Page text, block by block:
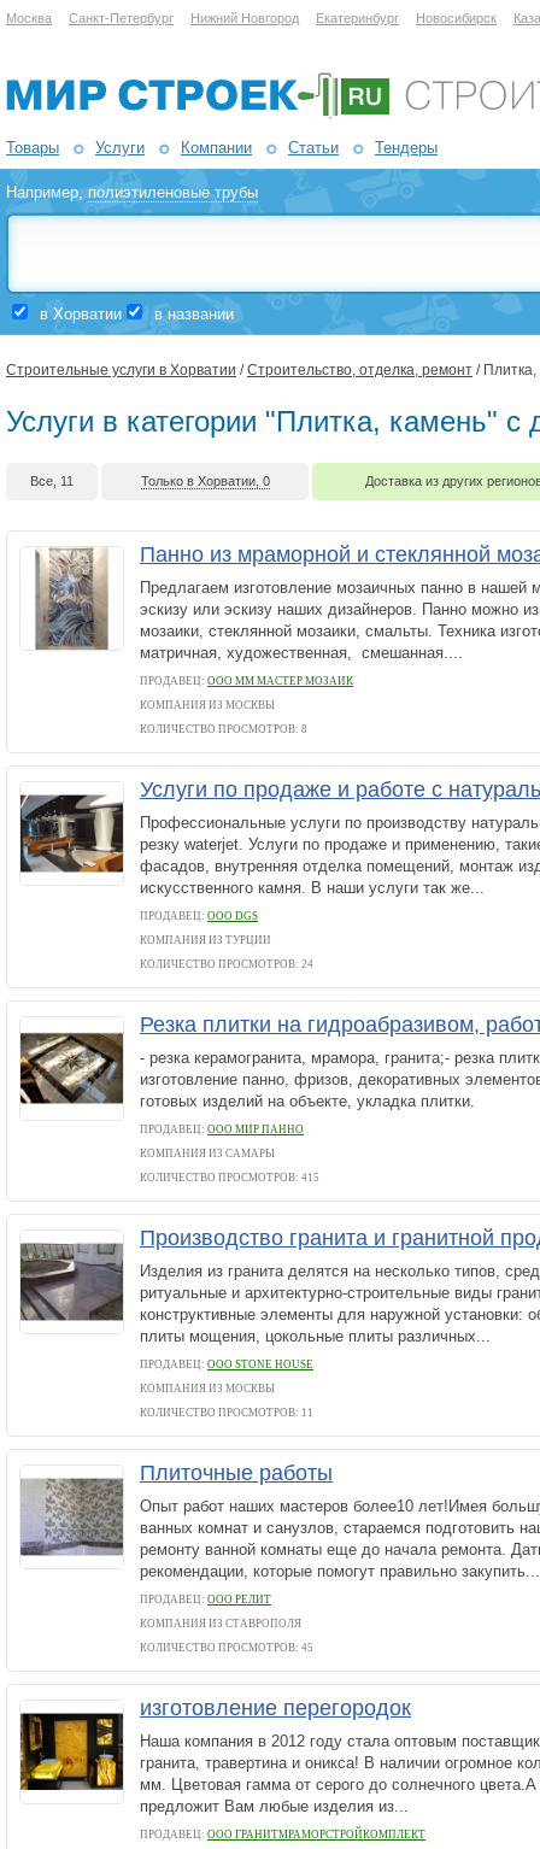
Москва Санкт-Петербург Нижний Новгород Екатеринбург Новосибирск
Товары Услуги Компании Статьи Тендеры
Например,полиэтиленовые трубы
в Хорватии в названии
Строительные услуги в Хорватии /Строительство, отделка, ремонт / Плитка,
Услуги в категории "Плитка, камень" с
Все, 11 Только в Хорватии, 0 Доставка из других
Панно из мраморной и стеклянной
Предлагаем изготовление мозаичных панно в нашей
эскизу или эскизу наших дизайнеров. Панно можно
мозаики, стеклянной мозаики, смальты. Техника
матричная, художественная, смешанная....
ПРОДАВЕЦ: ООО ММ МАСТЕР МОЗАИК
КОМПАНИЯ ИЗ МОСКВЫ
КОЛИЧЕСТВО ПРОСМОТРОВ: 8
Услуги по продаже и работе с
Профессиональные услуги по производству
резку waterjet. Услуги по продаже и применению,
фасадов, внутренняя отделка помещений, монтаж
искусственного камня. В наши услуги так же...
ПРОДАВЕЦ: ООО DGS
КОМПАНИЯ ИЗ ТУРЦИИ
КОЛИЧЕСТВО ПРОСМОТРОВ: 24
Резка плитки на гидроабразивом,
- резка керамогранита, мрамора, гранита;- резка
изготовление панно, фризов, декоративных
готовых изделий на объекте, укладка плитки.
ПРОДАВЕЦ: ООО МИР ПАННО
КОМПАНИЯ ИЗ САМАРЫ
КОЛИЧЕСТВО ПРОСМОТРОВ: 415
Производство гранита и гранитной
Изделия из гранита делятся на несколько типов,
ритуальные и архитектурно-строительные виды
конструктивные элементы для наружной установки:
плиты мощения, цокольные плиты различных...
ПРОДАВЕЦ: ООО STONE HOUSE
КОМПАНИЯ ИЗ МОСКВЫ
КОЛИЧЕСТВО ПРОСМОТРОВ: 11
Плиточные работы
Опыт работ наших мастеров более10 лет!Имея
ванных комнат и санузлов, стараемся подготовить
ремонту ванной комнаты еще до начала ремонта.
рекомендации, которые помогут правильно закупить...
ПРОДАВЕЦ: ООО РЕЛИТ
КОМПАНИЯ ИЗ СТАВРОПОЛЯ
КОЛИЧЕСТВО ПРОСМОТРОВ: 45
изготовление перегородок
Наша компания в 2012 году стала оптовым
гранита, травертина и оникса! В наличии огромное
мм. Цветовая гамма от серого до солнечного
предложит Вам любые изделия из...
ПРОДАВЕЦ: ООО ГРАНИТМРАМОРСТРОЙКОМПЛЕКТ